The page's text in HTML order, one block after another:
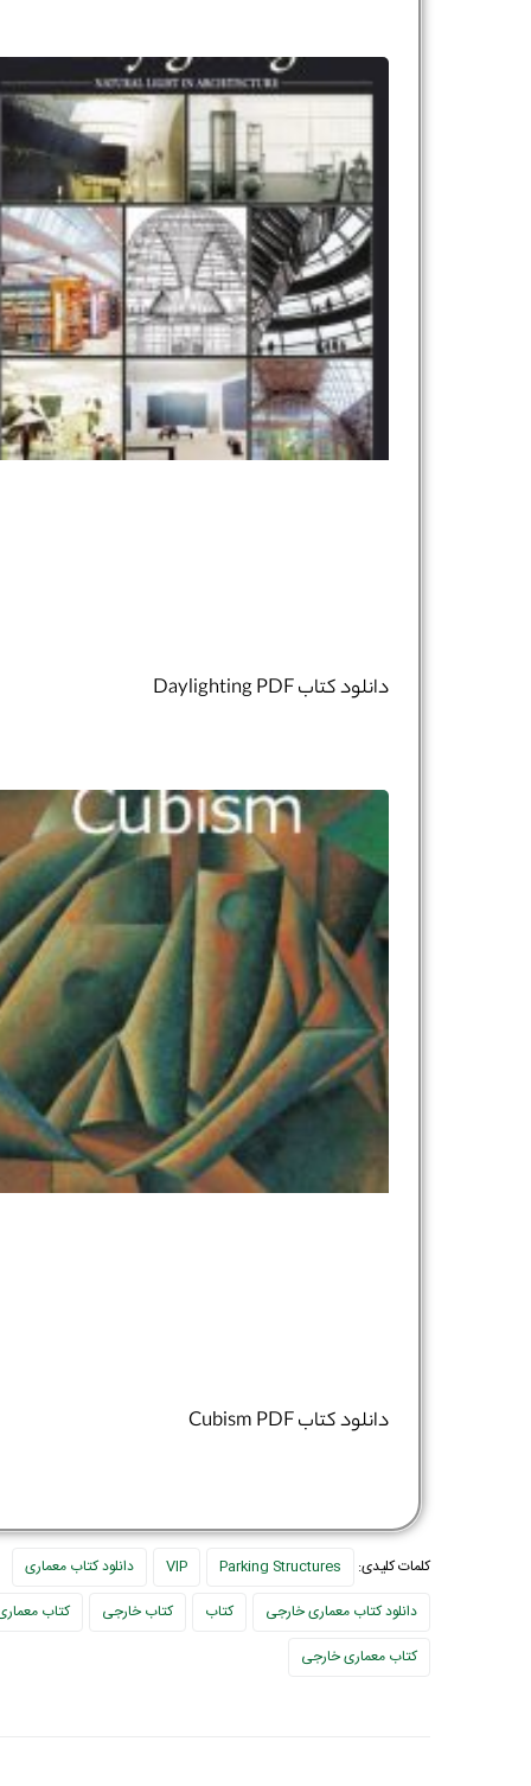
دانلود کتاب Daylighting PDF
دانلود کتاب Cubism PDF
کلمات کلیدی: Parking Structures
VIP
دانلود کتاب معماری
دانلود کتاب معماری خارجی
کتاب کتاب خارجی
کتاب
کتاب معماری خارجی